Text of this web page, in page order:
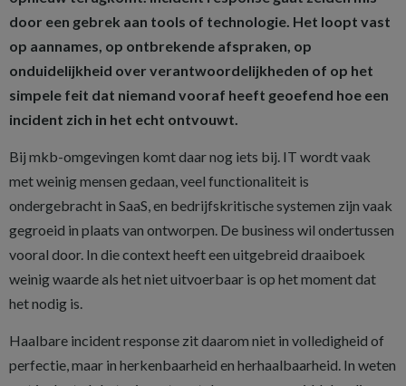
door een gebrek aan tools of technologie. Het loopt vast
op aannames, op ontbrekende afspraken, op
onduidelijkheid over verantwoordelijkheden of op het
simpele feit dat niemand vooraf heeft geoefend hoe een
incident zich in het echt ontvouwt.
Bij mkb-omgevingen komt daar nog iets bij. IT wordt vaak
met weinig mensen gedaan, veel functionaliteit is
ondergebracht in SaaS, en bedrijfskritische systemen zijn vaak
gegroeid in plaats van ontworpen. De business wil ondertussen
vooral door. In die context heeft een uitgebreid draaiboek
weinig waarde als het niet uitvoerbaar is op het moment dat
het nodig is.
Haalbare incident response zit daarom niet in volledigheid of
perfectie, maar in herkenbaarheid en herhaalbaarheid. In weten